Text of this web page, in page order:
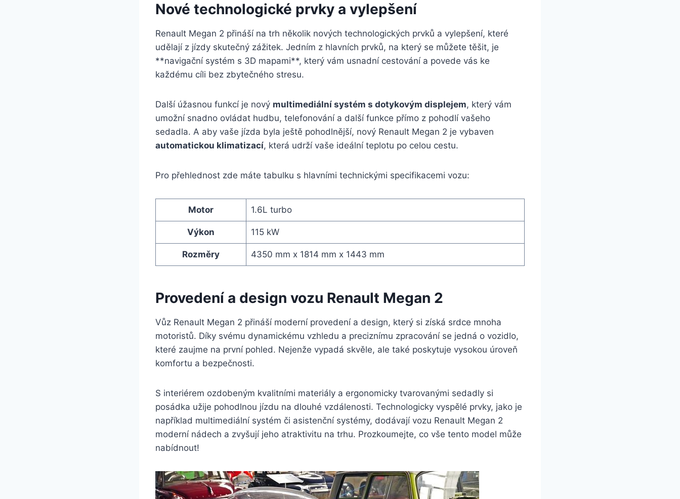
Nové technologické prvky a vylepšení
Renault Megan 2 přináší na trh několik nových technologických prvků a vylepšení, které
udělají z jízdy skutečný zážitek. Jedním z hlavních prvků, na který se můžete těšit, je
**navigační systém s 3D mapami**, který vám usnadní cestování a povede vás ke
každému cíli bez zbytečného stresu.
Další úžasnou funkcí je nový multimediální systém s dotykovým displejem, který vám
umožní snadno ovládat hudbu, telefonování a další funkce přímo z pohodlí vašeho
sedadla. A aby vaše jízda byla ještě pohodlnější, nový Renault Megan 2 je vybaven
automatickou klimatizací, která udrží vaše ideální teplotu po celou cestu.
Pro přehlednost zde máte tabulku s hlavními technickými specifikacemi vozu:
Motor 1.6L turbo
Výkon 115 kW
Rozměry 4350 mm x 1814 mm x 1443 mm
Provedení a design vozu Renault Megan 2
Vůz Renault Megan 2 přináší moderní provedení a design, který si získá srdce mnoha
motoristů. Díky svému dynamickému vzhledu a preciznímu zpracování se jedná o vozidlo,
které zaujme na první pohled. Nejenže vypadá skvěle, ale také poskytuje vysokou úroveň
komfortu a bezpečnosti.
S interiérem ozdobeným kvalitními materiály a ergonomicky tvarovanými sedadly si
posádka užije pohodlnou jízdu na dlouhé vzdálenosti. Technologicky vyspělé prvky, jako je
například multimediální systém či asistenční systémy, dodávají vozu Renault Megan 2
moderní nádech a zvyšují jeho atraktivitu na trhu. Prozkoumejte, co vše tento model může
nabídnout!